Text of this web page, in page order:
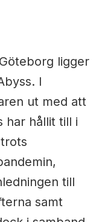
ligger
I
ut med att
har hållit till i
till
samt